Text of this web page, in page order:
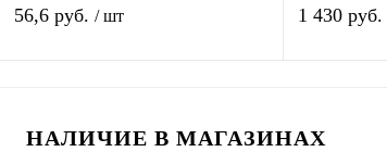
прохода питания 1 вх 2 вых
56,6 руб. / шт 1 430 руб.
НАЛИЧИЕ В МАГАЗИНАХ